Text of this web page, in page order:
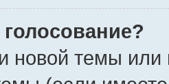
голосование?
новой темы или